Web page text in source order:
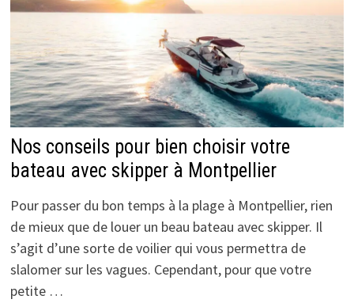
Nos conseils pour bien choisir votre
bateau avec skipper à Montpellier
Pour passer du bon temps à la plage à Montpellier, rien
de mieux que de louer un beau bateau avec skipper. Il
s’agit d’une sorte de voilier qui vous permettra de
slalomer sur les vagues. Cependant, pour que votre
petite …